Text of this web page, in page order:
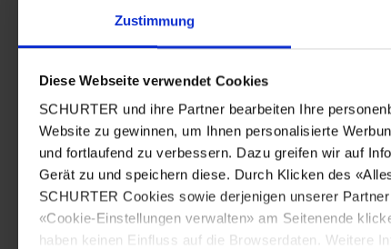
Zustimmung
Diese Webseite verwendet Cookies
SCHURTER und ihre Partner bearbeiten Ihre
Website zu gewinnen, um Ihnen personalisierte
und fortlaufend zu verbessern. Dazu greifen wir auf
Gerät zu und speichern diese. Durch Klicken des
SCHURTER Cookies sowie derjenigen unserer
«Cookie-Einstellungen verwalten» am Seitenende
haben keinen Einfluss auf die Browserdaten. Weitere
IEC Gerätestecker C14 mit Netzschalter 1-polig
Schraubbefestigung von Frontseite
unbeleuchtet, schwarz